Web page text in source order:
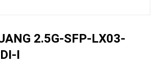
2.5G-SFP-LX03-
I